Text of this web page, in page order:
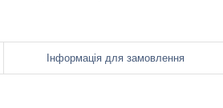
Інформація для замовлення